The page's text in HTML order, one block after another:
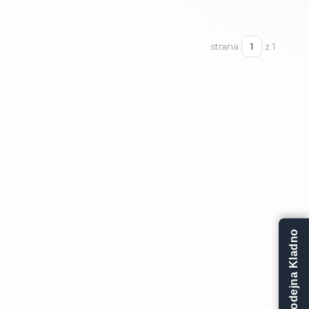
strana z 1
Prodejna Kladno